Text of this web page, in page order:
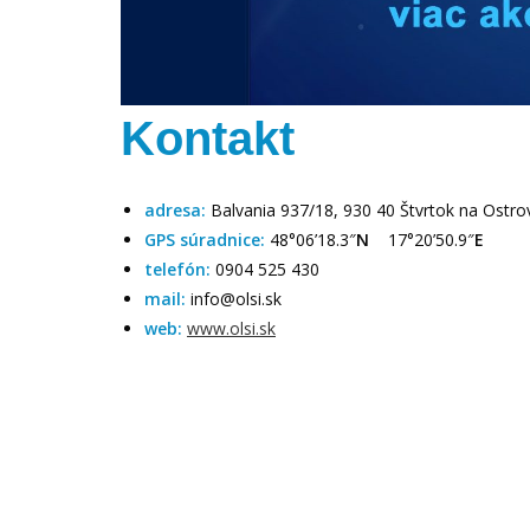
Kontakt
adresa: Balvania 937/18, 930 40 Štvrtok na
GPS súradnice: 48°06’18.3″N 17°20’50.9″E
telefón: 0904 525 430
mail: info@olsi.sk
web: www.olsi.sk